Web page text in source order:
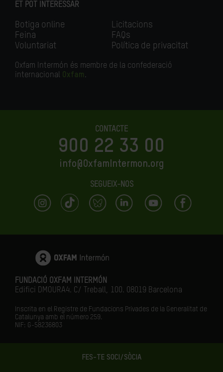
FES-TE SOCI/SÒCIA
ET POT INTERESSAR
Botiga online
Feina
Voluntariat
Licitacions
FAQs
Política de privacitat
Oxfam Intermón és membre de la confederació
internacional Oxfam.
CONTACTE
900 22 33 00
info@OxfamIntermon.org
SEGUEIX-NOS
FUNDACIÓ OXFAM INTERMÓN
Edifici DMOURA4. C/ Treball, 100. 08019 Barcelona
Inscrita en el Registre de Fundacions Privades de la Generalitat de
Catalunya amb el número 259.
NIF: G-58236803
LA IGUALTAT ÉS EL FUTUR